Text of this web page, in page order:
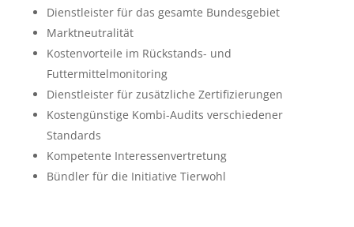
Dienstleister für das gesamte Bundesgebiet
Marktneutralität
Kostenvorteile im Rückstands- und
Futtermittelmonitoring
Dienstleister für zusätzliche Zertifizierungen
Kostengünstige Kombi-Audits verschiedener
Standards
Kompetente Interessenvertretung
Bündler für die Initiative Tierwohl